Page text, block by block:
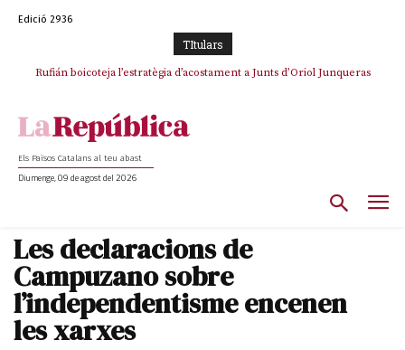
Edició 2936
TItulars
Rufián boicoteja l’estratègia d’acostament a Junts d’Oriol Junqueras
Rufián dinamita la unitat independentista amb un atac frontal al retorn
Els Països Catalans al teu abast
Diumenge, 09 de agost del 2026
Les declaracions de
Campuzano sobre
l’independentisme encenen
les xarxes